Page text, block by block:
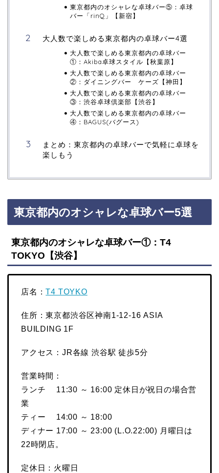
東京都内のオシャレな卓球バー⑤：卓球
バー「rinQ」【新宿】
大人数で楽しめる東京都内の卓球バー4選
大人数で楽しめる東京都内の卓球バー
①：Akiba卓球スタイル【秋葉原】
大人数で楽しめる東京都内の卓球バー
②：ダイニングバー ケーズ【神田】
大人数で楽しめる東京都内の卓球バー
③：渋谷卓球倶楽部【渋谷】
大人数で楽しめる東京都内の卓球バー
④：BAGUS(バグース)
まとめ：東京都内の卓球バーで気軽に卓球を
楽しもう
東京都内のオシャレな卓球バー5選
東京都内のオシャレな卓球バー①：T4
TOKYO【渋谷】
店名：T4 TOYKO
住所：東京都渋谷区神南1-12-16 ASIA
BUILDING 1F
アクセス：JR各線 渋谷駅 徒歩5分
営業時間：
ランチ 11:30 ～ 16:00 定休日が祝日の場合営
業
ティー 14:00 ～ 18:00
ディナー 17:00 ～ 23:00 (L.O.22:00) 月曜日は
22時閉店。
定休日：火曜日